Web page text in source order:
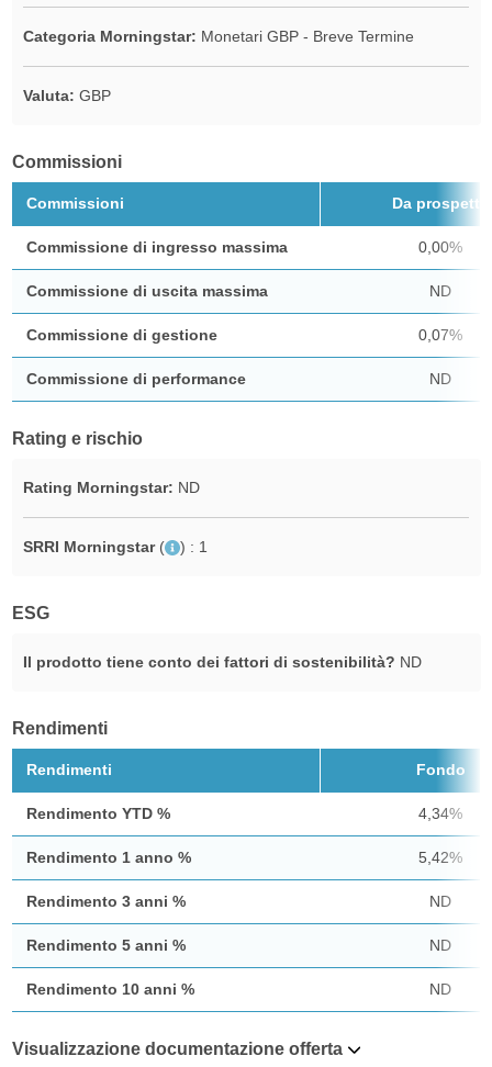
Categoria Morningstar: Monetari GBP - Breve Termine
Valuta: GBP
Commissioni
Commissioni Da prospetto
Commissione di ingresso massima 0,00%
Commissione di uscita massima ND
Commissione di gestione 0,07%
Commissione di performance ND
Rating e rischio
Rating Morningstar: ND
SRRI Morningstar ( ) : 1
ESG
Il prodotto tiene conto dei fattori di sostenibilità? ND
Rendimenti
Rendimenti Fondo
Rendimento YTD % 4,34%
Rendimento 1 anno % 5,42%
Rendimento 3 anni % ND
Rendimento 5 anni % ND
Rendimento 10 anni % ND
Visualizzazione documentazione offerta